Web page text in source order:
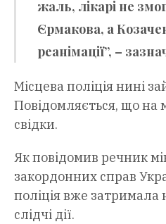
жаль, лікарі не
Єрмакова, а
реанімації”, –
Місцева поліція нині
Повідомляється, що на
свідки.
Як повідомив речник
закордонних справ
поліція вже
слідчі дії.